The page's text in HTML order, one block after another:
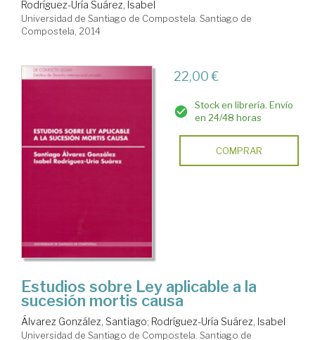
Rodríguez-Uría Suárez, Isabel
Universidad de Santiago de Compostela. Santiago de
Compostela, 2014
22,00 €
Stock en librería. Envío
en 24/48 horas
COMPRAR
Estudios sobre Ley aplicable a la
sucesión mortis causa
Álvarez González, Santiago; Rodríguez-Uría Suárez, Isabel
Universidad de Santiago de Compostela. Santiago de